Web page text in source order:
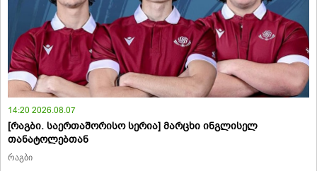
14:20 2026.08.07
[რაგბი. საერთაშორისო სერია] მარცხი ინგლისელ
თანატოლებთან
რაგბი